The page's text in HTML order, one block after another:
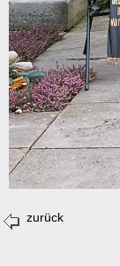
zurück